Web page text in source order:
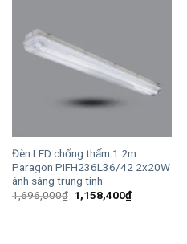
Đèn LED chống thấm 1.2m
Paragon PIFH236L36/42 2x20W
ánh sáng trung tính
1,696,000₫ Giá
gốc
1,158,400₫Giá
hiện